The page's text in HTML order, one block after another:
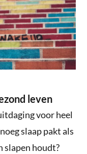
leven
voor heel
slaap pakt als
slapen houdt?